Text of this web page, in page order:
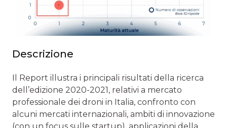
Descrizione
Il Report illustra i principali risultati della ricerca
dell’edizione 2020-2021, relativi a mercato
professionale dei droni in Italia, confronto con
alcuni mercati internazionali, ambiti di innovazione
(con un focus sulle startup), applicazioni della